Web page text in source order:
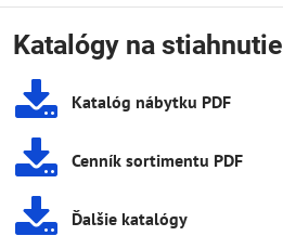
Katalógy na stiahnutie
Katalóg nábytku PDF
Cenník sortimentu PDF
Ďalšie katalógy